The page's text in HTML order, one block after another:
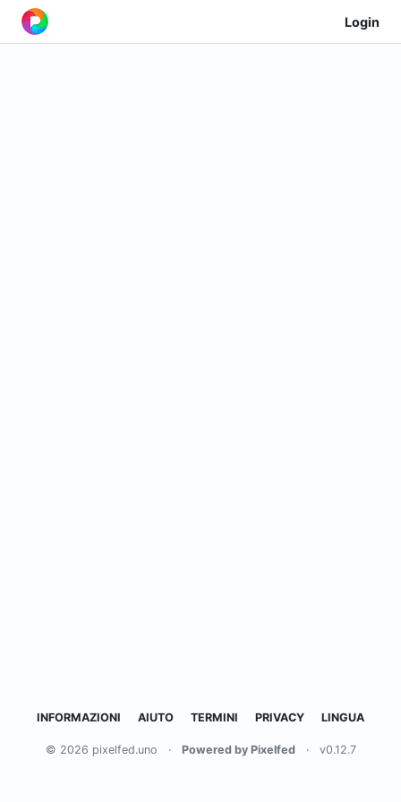
Login
INFORMAZIONI AIUTO TERMINI PRIVACY LINGUA
© 2026 pixelfed.uno · Powered by Pixelfed · v0.12.7